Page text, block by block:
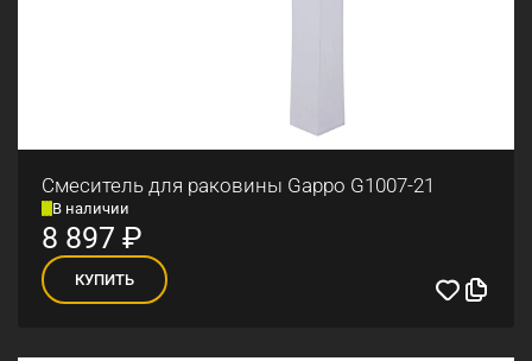
Смеситель для раковины Gappo G1007-21
В наличии
8 897 ₽
КУПИТЬ